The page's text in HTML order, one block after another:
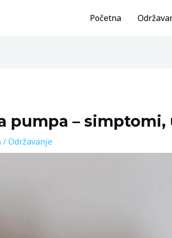
Početna
pumpa –
/Održavanje